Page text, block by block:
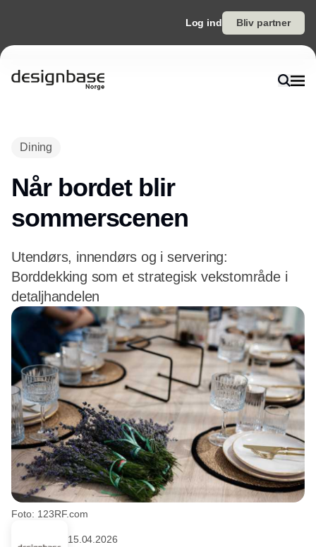
Log ind Bliv partner
Dining
Når bordet blir
sommerscenen
Utendørs, innendørs og i servering:
Borddekking som et strategisk vekstområde i
detaljhandelen
Foto: 123RF.com
15.04.2026